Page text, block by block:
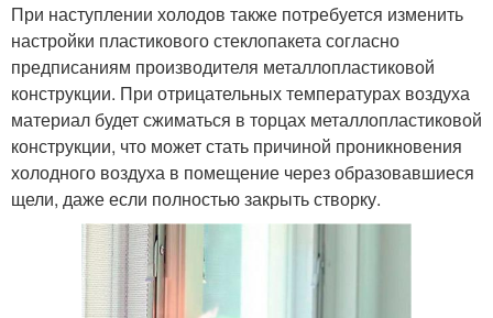
При наступлении холодов также потребуется изменить
настройки пластикового стеклопакета согласно
предписаниям производителя металлопластиковой
конструкции. При отрицательных температурах воздуха
материал будет сжиматься в торцах металлопластиковой
конструкции, что может стать причиной проникновения
холодного воздуха в помещение через образовавшиеся
щели, даже если полностью закрыть створку.